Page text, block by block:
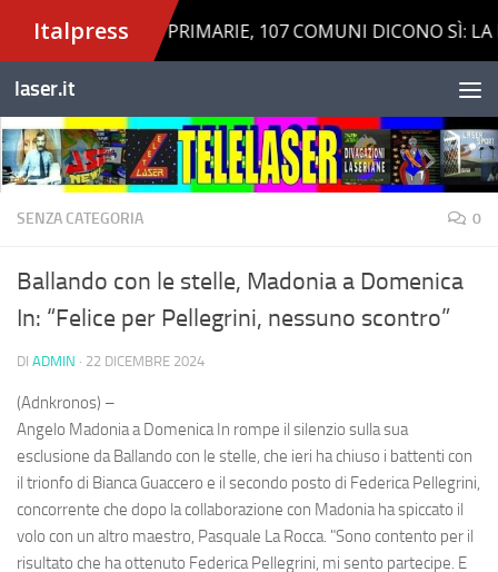
Salta al contenuto
laser.it
SENZA CATEGORIA 0
Ballando con le stelle, Madonia a Domenica
In: “Felice per Pellegrini, nessuno scontro”
DI ADMIN · 22 DICEMBRE 2024
(Adnkronos) –
Angelo Madonia a Domenica In rompe il silenzio sulla sua
esclusione da Ballando con le stelle, che ieri ha chiuso i battenti con
il trionfo di Bianca Guaccero e il secondo posto di Federica Pellegrini,
concorrente che dopo la collaborazione con Madonia ha spiccato il
volo con un altro maestro, Pasquale La Rocca. "Sono contento per il
risultato che ha ottenuto Federica Pellegrini, mi sento partecipe. E